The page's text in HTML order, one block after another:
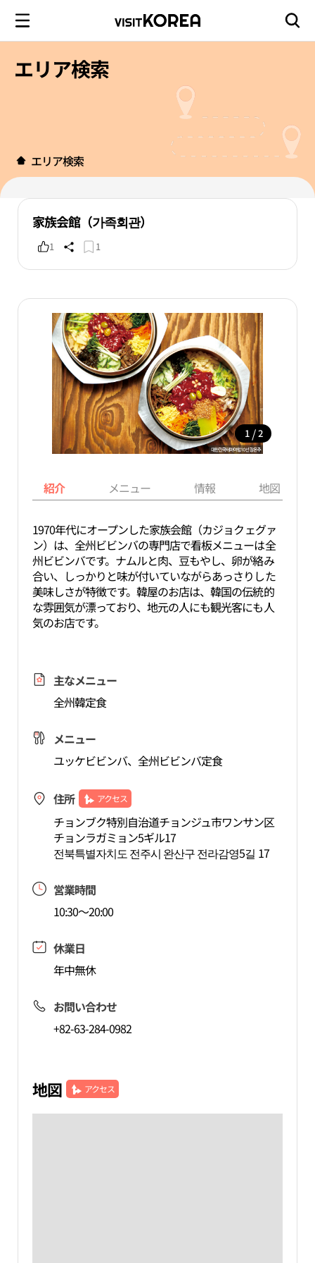
エリア検索
エリア検索
家族会館（가족회관）
1 1
1 / 2
紹介 メニュー 情報 地図
1970年代にオープンした家族会館（カジョクェグァ
ン）は、全州ビビンバの専門店で看板メニューは全
州ビビンバです。ナムルと肉、豆もやし、卵が絡み
合い、しっかりと味が付いていながらあっさりした
美味しさが特徴です。韓屋のお店は、韓国の伝統的
な雰囲気が漂っており、地元の人にも観光客にも人
気のお店です。
主なメニュー
全州韓定食
メニュー
ユッケビビンバ、全州ビビンバ定食
住所 アクセス
チョンブク特別自治道チョンジュ市ワンサン区
チョンラガミョン5ギル17
전북특별자치도 전주시 완산구 전라감영5길 17
営業時間
10:30～20:00
休業日
年中無休
お問い合わせ
+82-63-284-0982
地図 アクセス